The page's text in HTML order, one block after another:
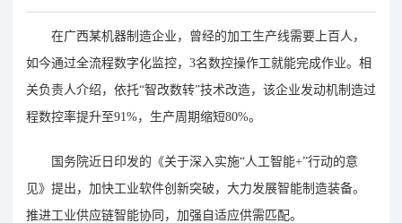
在广西某机器制造企业，曾经的加工生产线需要上百人，
如今通过全流程数字化监控，3名数控操作工就能完成作业。相
关负责人介绍，依托“智改数转”技术改造，该企业发动机制造过
程数控率提升至91%，生产周期缩短80%。
国务院近日印发的《关于深入实施“人工智能+”行动的意
见》提出，加快工业软件创新突破，大力发展智能制造装备。
推进工业供应链智能协同，加强自适应供需匹配。